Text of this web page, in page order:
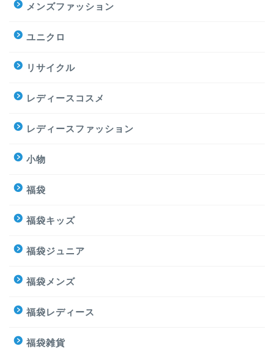
メンズファッション
ユニクロ
リサイクル
レディースコスメ
レディースファッション
小物
福袋
福袋キッズ
福袋ジュニア
福袋メンズ
福袋レディース
福袋雑貨